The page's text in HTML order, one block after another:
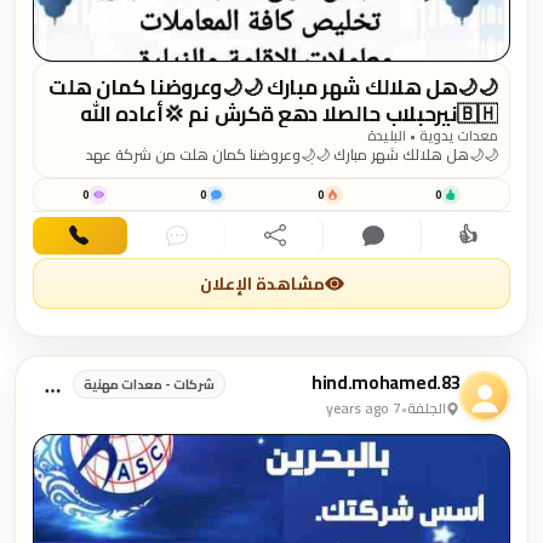
🌙🌙هل هلالك شهر مبارك 🌙🌙وعروضنا كمان هلت
من شركة عهد الصلاح بالبحرين⁦🇧🇭⁩ 💢أعاده الله
عليكم بالخير واليمن والبركات 💢 ☘كل عام وانتم
بخير ☘ لمزيد من التفاصيل برجاء التواصل خاص/هند
محمد
معدات يدوية • البليدة
🌙🌙هل هلالك شهر مبارك 🌙🌙وعروضنا كمان هلت من شركة عهد
الصلاح بالبحرين⁦🇧🇭⁩ 💢أعاده الله عليكم بالخير واليمن والبركات 💢 ☘كل
عام وانتم بخير ☘ لمزيد من التفاصيل برجاء التواصل خاص/هند محمد
0
0
0
0
👍اهتمام تعليق مشاركة دردشة اتصال
مشاهدة الإعلان
hind.mohamed.83
الجلفة•
7 years ago
شركات - معدات مهنية